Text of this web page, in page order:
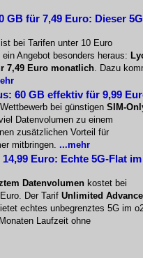
GB für 7,49 Euro: Dieser
bei Tarifen unter 10 Euro
Angebot besonders heraus:
7,49 Euro monatlich. Dazu
60 GB effektiv für 9,99
bei günstigen SIM-
Datenvolumen zu einem
zusätzlichen Vorteil für
mitbringen. ...mehr
Euro: Echte 5G-Flat im
Datenvolumen kostet bei
Der Tarif Unlimited
echtes unbegrenztes 5G im
Laufzeit ohne